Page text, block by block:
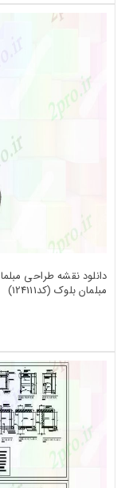
دانلود نقشه طراحی
مبلمان بلوک (کد124111)